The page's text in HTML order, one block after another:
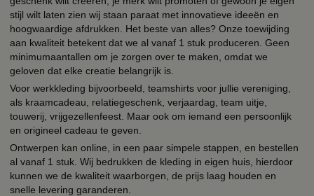
stijl wilt laten zien wij staan paraat met innovatieve ideeën en
hoogwaardige afdrukken. Het beste van alles? Onze toewijding
aan kwaliteit betekent dat we al vanaf 1 stuk produceren. Geen
minimumaantallen om je zorgen over te maken, omdat we
geloven dat elke creatie belangrijk is.
Voor werkkleding bijvoorbeeld, teamshirts voor jullie vereniging,
als kraamcadeau, relatiegeschenk, verjaardag, team uitje,
touwerij, vrijgezellenfeest. Maar ook om iemand een persoonlijk
en origineel cadeau te geven.
Ontwerpen kan online, in een paar simpele stappen, en bestellen
al vanaf 1 stuk. Wij bedrukken de kleding in eigen huis, hierdoor
kunnen we de kwaliteit waarborgen, de prijs laag houden en
snelle levering garanderen.